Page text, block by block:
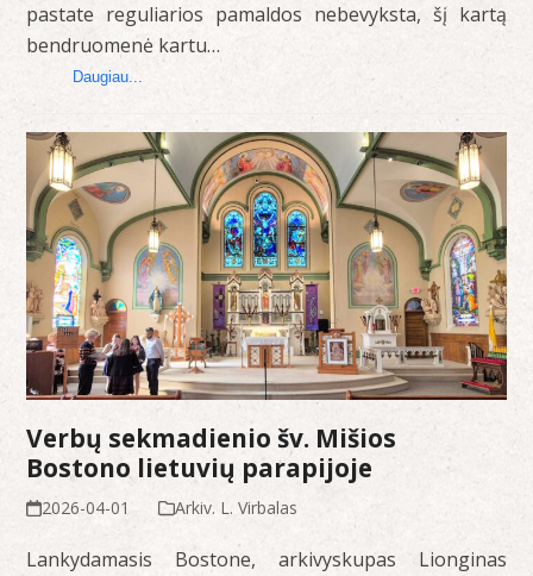
pastate reguliarios pamaldos nebevyksta, šį kartą
bendruomenė kartu…
Daugiau...
Verbų sekmadienio šv. Mišios
Bostono lietuvių parapijoje
2026-04-01 Arkiv. L. Virbalas
Lankydamasis Bostone, arkivyskupas Lionginas